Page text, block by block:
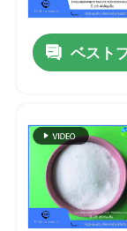
ベスト